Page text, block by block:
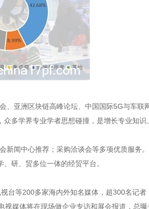
、亚洲区块链高峰论坛、中国国际5G与车联
多学界专业学者思想碰撞，是增长专业知识
新闻中心推荐；采购洽谈会等多项优质服务。
研、贸多位一体的经贸平台。
台等200多家海内外知名媒体，超300名记者
视媒体将在现场做企业专访和展会报道，总曝